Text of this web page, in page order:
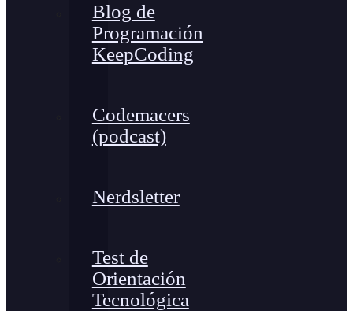
Blog de
Programación
KeepCoding
Codemacers
(podcast)
Nerdsletter
Test de
Orientación
Tecnológica